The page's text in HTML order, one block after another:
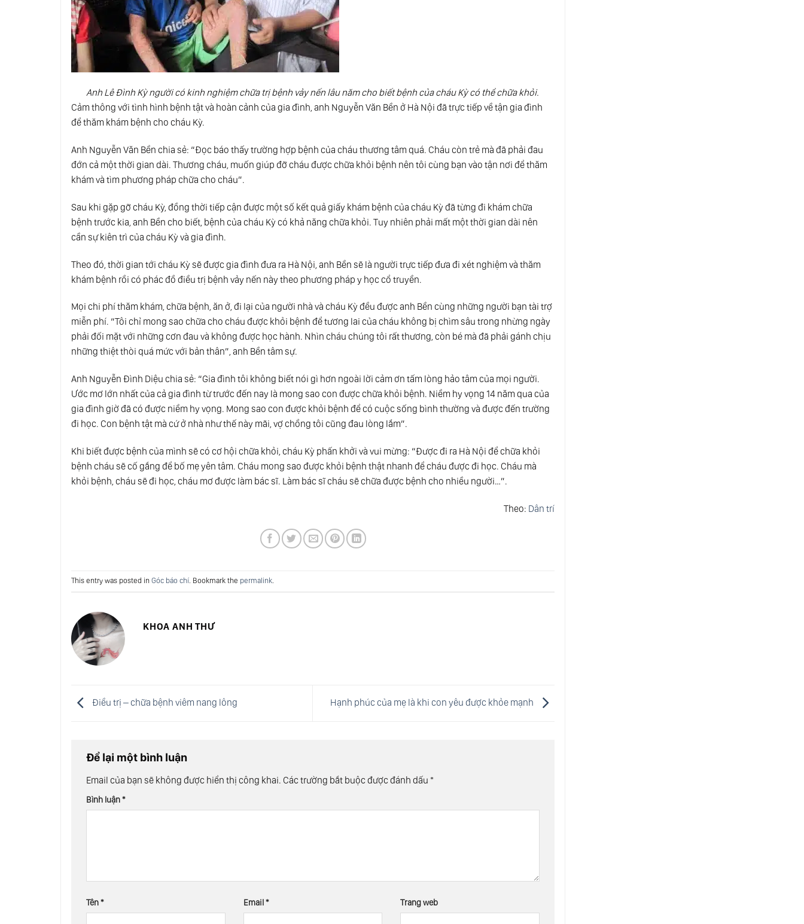
Anh Lê Đình Kỳ người có kinh nghiệm chữa trị bệnh vảy nến lâu năm cho biết bệnh của cháu Kỳ có thể chữa khỏi.
Cảm thông với tình hình bệnh tật và hoàn cảnh của gia đình, anh Nguyễn Văn Bền ở Hà Nội đã trực tiếp về tận gia đình
để thăm khám bệnh cho cháu Kỳ.
Anh Nguyễn Văn Bền chia sẻ: “Đọc báo thấy trường hợp bệnh của cháu thương tâm quá. Cháu còn trẻ mà đã phải đau
đớn cả một thời gian dài. Thương cháu, muốn giúp đỡ cháu được chữa khỏi bệnh nên tôi cùng bạn vào tận nơi để thăm
khám và tìm phương pháp chữa cho cháu”.
Sau khi gặp gỡ cháu Kỳ, đồng thời tiếp cận được một số kết quả giấy khám bệnh của cháu Kỳ đã từng đi khám chữa
bệnh trước kia, anh Bền cho biết, bệnh của cháu Kỳ có khả năng chữa khỏi. Tuy nhiên phải mất một thời gian dài nên
cần sự kiên trì của cháu Kỳ và gia đình.
Theo đó, thời gian tới cháu Kỳ sẽ được gia đình đưa ra Hà Nội, anh Bền sẽ là người trực tiếp đưa đi xét nghiệm và thăm
khám bệnh rồi có phác đồ điều trị bệnh vảy nến này theo phương pháp y học cổ truyền.
Mọi chi phí thăm khám, chữa bệnh, ăn ở, đi lại của người nhà và cháu Kỳ đều được anh Bền cùng những người bạn tài trợ
miễn phí. “Tôi chỉ mong sao chữa cho cháu được khỏi bệnh để tương lai của cháu không bị chìm sâu trong nhừng ngày
phải đối mặt với những cơn đau và không được học hành. Nhìn cháu chúng tôi rất thương, còn bé mà đã phải gánh chịu
những thiệt thòi quá mức với bản thân”, anh Bền tâm sự.
Anh Nguyễn Đình Diệu chia sẻ: “Gia đình tôi không biết nói gì hơn ngoài lời cảm ơn tấm lòng hảo tâm của mọi người.
Ước mơ lớn nhất của cả gia đình từ trước đến nay là mong sao con được chữa khỏi bệnh. Niềm hy vọng 14 năm qua của
gia đình giờ đã có được niềm hy vọng. Mong sao con được khỏi bệnh để có cuộc sống bình thường và được đến trường
đi học. Con bệnh tật mà cứ ở nhà như thế này mãi, vợ chồng tôi cũng đau lòng lắm”.
Khi biết được bệnh của mình sẽ có cơ hội chữa khỏi, cháu Kỳ phấn khởi và vui mừng: “Được đi ra Hà Nội để chữa khỏi
bệnh cháu sẽ cố gắng để bố mẹ yên tâm. Cháu mong sao được khỏi bệnh thật nhanh để cháu được đi học. Cháu mà
khỏi bệnh, cháu sẽ đi học, cháu mơ được làm bác sĩ. Làm bác sĩ cháu sẽ chữa được bệnh cho nhiều người…”.
Theo: Dân trí
This entry was posted in Góc báo chí. Bookmark the permalink.
KHOA ANH THƯ
Điều trị – chữa bệnh viêm nang lông Hạnh phúc của mẹ là khi con yêu được khỏe mạnh
Để lại một bình luận
Email của bạn sẽ không được hiển thị công khai. Các trường bắt buộc được đánh dấu *
Bình luận*
Tên* Email* Trang web